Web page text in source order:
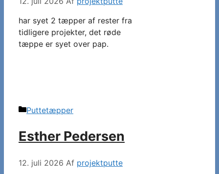
har syet 2 tæpper af rester fra
tidligere projekter, det røde
tæppe er syet over pap.
Kategorier
Puttetæpper
Esther Pedersen
12. juli 2026 Af projektputte